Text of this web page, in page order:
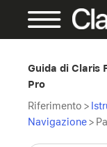
Guida di Claris
Pro
Riferimento >
Navigazione >